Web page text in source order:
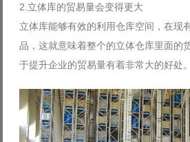
2.立体库的贸易量会变得更大
立体库能够有效的利用仓库空间，在现
品，这就意味着整个的立体仓库里面的
于提升企业的贸易量有着非常大的好处。